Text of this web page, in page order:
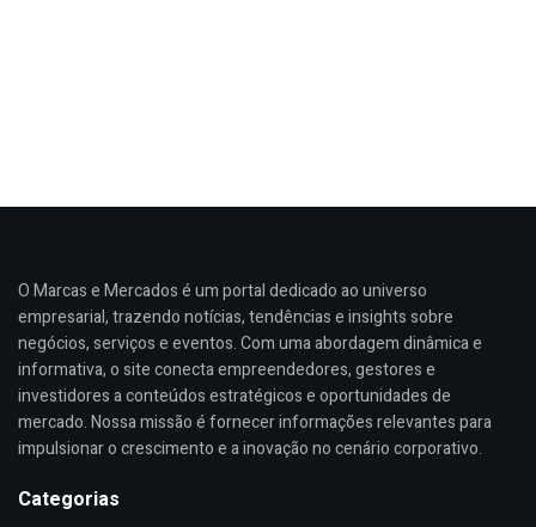
O Marcas e Mercados é um portal dedicado ao universo
empresarial, trazendo notícias, tendências e insights sobre
negócios, serviços e eventos. Com uma abordagem dinâmica e
informativa, o site conecta empreendedores, gestores e
investidores a conteúdos estratégicos e oportunidades de
mercado. Nossa missão é fornecer informações relevantes para
impulsionar o crescimento e a inovação no cenário corporativo.
Categorias